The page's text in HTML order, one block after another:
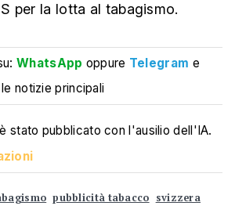
per la lotta al tabagismo.
WhatsApp oppure Telegram e
notizie principali
stato pubblicato con l'ausilio dell'IA.
pubblicità tabacco svizzera